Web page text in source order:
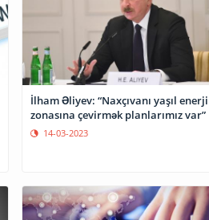
İlham Əliyev: “Naxçıvanı yaşıl enerji
zonasına çevirmək planlarımız var”
14-03-2023